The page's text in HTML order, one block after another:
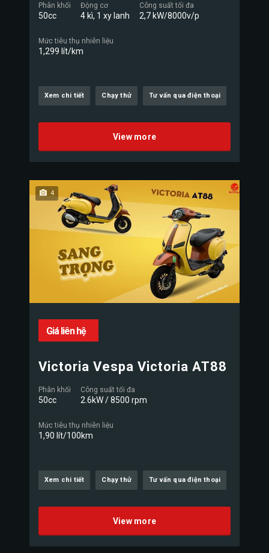
Phân khối
50cc
Động cơ
4 kì, 1 xy lanh
Công suất tối đa
2,7 kW/8000v/p
Mức tiêu thụ nhiên liệu
1,299 lít/km
Xem chi tiết Chạy thử Tư vấn qua điện thoại
View more
4
Giá liên hệ
Victoria Vespa Victoria AT88
Phân khối
50cc
Công suất tối đa
2.6kW / 8500 rpm
Mức tiêu thụ nhiên liệu
1,90 lít/100km
Xem chi tiết Chạy thử Tư vấn qua điện thoại
View more